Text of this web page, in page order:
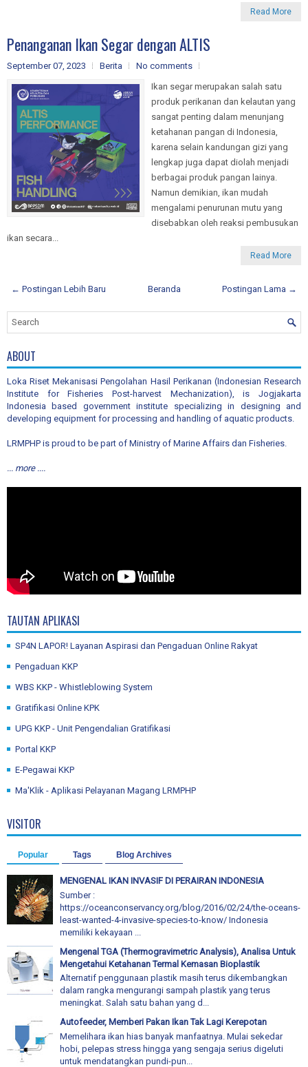
Read More
Penanganan Ikan Segar dengan ALTIS
September 07, 2023 Berita
No comments
Ikan segar merupakan salah satu
produk perikanan dan kelautan yang
sangat penting dalam menunjang
ketahanan pangan di Indonesia,
karena selain kandungan gizi yang
lengkap juga dapat diolah menjadi
berbagai produk pangan lainya.
Namun demikian, ikan mudah
mengalami penurunan mutu yang
disebabkan oleh reaksi pembusukan
ikan secara...
Read More
← Postingan Lebih Baru Postingan Lama →
Beranda
ABOUT
Loka Riset Mekanisasi Pengolahan Hasil Perikanan (Indonesian Research
Institute for Fisheries Post-harvest Mechanization), is Jogjakarta
Indonesia based government institute specializing in designing and
developing equipment for processing and handling of aquatic products.
LRMPHP is proud to be part of Ministry of Marine Affairs dan Fisheries.
... more ....
TAUTAN APLIKASI
SP4N LAPOR! Layanan Aspirasi dan Pengaduan Online Rakyat
Pengaduan KKP
WBS KKP - Whistleblowing System
Gratifikasi Online KPK
UPG KKP - Unit Pengendalian Gratifikasi
Portal KKP
E-Pegawai KKP
Ma'Klik - Aplikasi Pelayanan Magang LRMPHP
VISITOR
Popular Tags Blog Archives
MENGENAL IKAN INVASIF DI PERAIRAN INDONESIA
Sumber :
https://oceanconservancy.org/blog/2016/02/24/the-oceans-
least-wanted-4-invasive-species-to-know/ Indonesia
memiliki kekayaan ...
Mengenal TGA (Thermogravimetric Analysis), Analisa Untuk
Mengetahui Ketahanan Termal Kemasan Bioplastik
Alternatif penggunaan plastik masih terus dikembangkan
dalam rangka mengurangi sampah plastik yang terus
meningkat. Salah satu bahan yang d...
Autofeeder, Memberi Pakan Ikan Tak Lagi Kerepotan
Memelihara ikan hias banyak manfaatnya. Mulai sekedar
hobi, pelepas stress hingga yang sengaja serius digeluti
untuk mendatangkan pundi-pun...